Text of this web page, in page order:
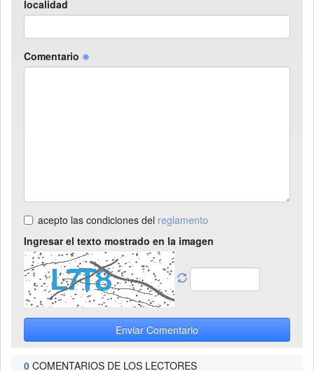
localidad
Comentario
acepto las condiciones del reglamento
Ingresar el texto mostrado en la imagen
Enviar Comentario
0 COMENTARIOS DE LOS LECTORES